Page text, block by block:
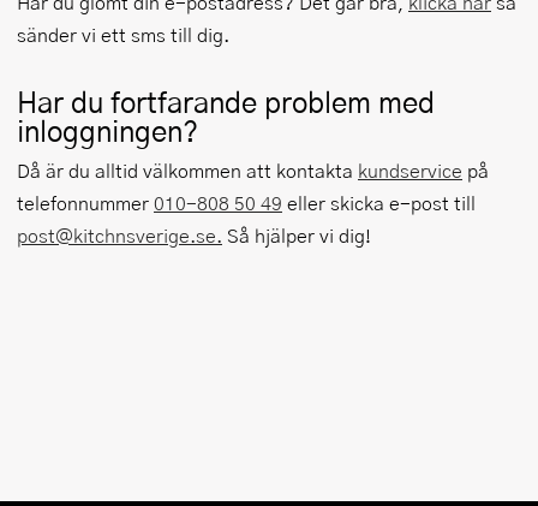
sänder vi ett sms till dig.
Har du fortfarande problem med
inloggningen?
Då är du alltid välkommen att kontakta kundservice på
telefonnummer010-808 50 49 eller skicka e-post till
post@kitchnsverige.se. Så hjälper vi dig!